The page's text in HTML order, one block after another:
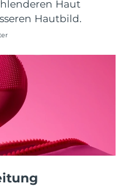
Haut
Hautbild.
Erwartete Lieferung
13/08/2026
Erwartete Lieferung
11/08/2026
Erwartete Lieferung